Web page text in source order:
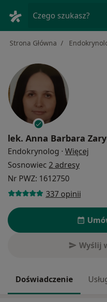
Czego szukasz?
Strona Główna
lek. Anna Barbara
Endokrynolog · Więcej
Sosnowiec 2 adresy
Nr PWZ: 1612750
337 opinii
Wyślij
Doświadczenie